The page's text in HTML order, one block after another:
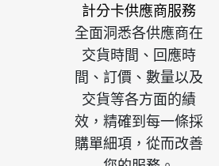
計分卡供應商服務
全面洞悉各供應商在
交貨時間、回應時
間、訂價、數量以及
交貨等各方面的績
效，精確到每一條採
購單細項，從而改善